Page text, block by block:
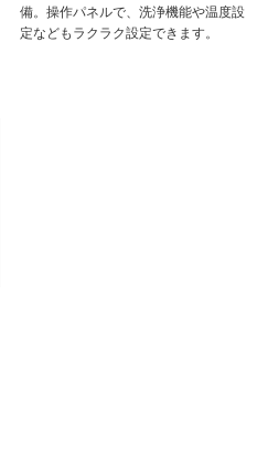
備。操作パネルで、洗浄機能や温度設
定などもラクラク設定できます。